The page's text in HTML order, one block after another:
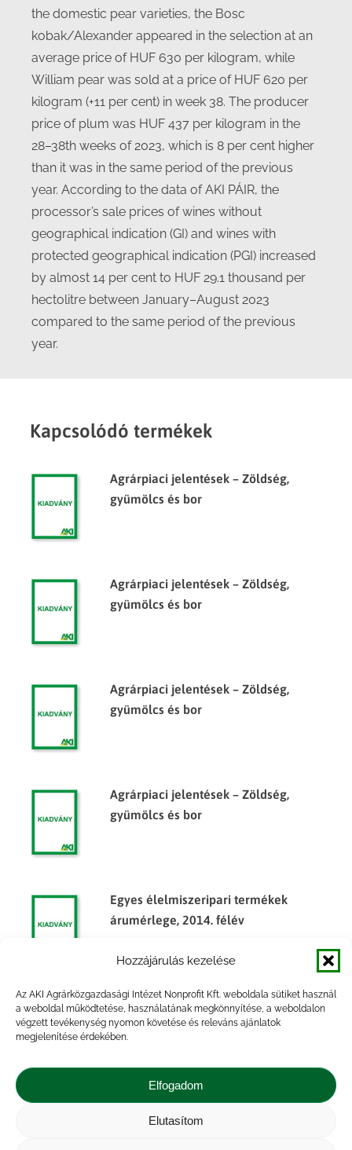
Hozzájárulás kezelése
Az AKI Agrárközgazdasági Intézet Nonprofit Kft. weboldala sütiket használ
a weboldal működtetése, használatának megkönnyítése, a weboldalon
végzett tevékenység nyomon követése és releváns ajánlatok
megjelenítése érdekében.
Elfogadom
Elutasítom
the domestic pear varieties, the Bosc
kobak/Alexander appeared in the selection at an
average price of HUF 630 per kilogram, while
William pear was sold at a price of HUF 620 per
kilogram (+11 per cent) in week 38. The producer
price of plum was HUF 437 per kilogram in the
28–38th weeks of 2023, which is 8 per cent higher
than it was in the same period of the previous
year. According to the data of AKI PÁIR, the
processor’s sale prices of wines without
geographical indication (GI) and wines with
protected geographical indication (PGI) increased
by almost 14 per cent to HUF 29.1 thousand per
hectolitre between January–August 2023
compared to the same period of the previous
year.
Kapcsolódó termékek
Agrárpiaci jelentések – Zöldség,
gyümölcs és bor
Agrárpiaci jelentések – Zöldség,
gyümölcs és bor
Agrárpiaci jelentések – Zöldség,
gyümölcs és bor
Agrárpiaci jelentések – Zöldség,
gyümölcs és bor
Egyes élelmiszeripari termékek
árumérlege, 2014. félév
Főbb termények és termékek
készletalakulása, 2014. év
Kapcsolat |